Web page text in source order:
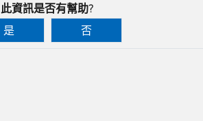
此資訊是否有幫助?
是
否